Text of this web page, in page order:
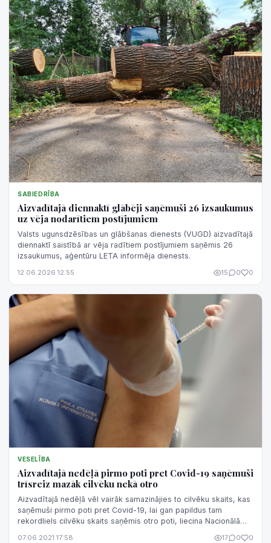
SABIEDRĪBA
Aizvadītajā diennaktī glābēji saņēmuši 26 izsaukumus
uz vēja nodarītiem postījumiem
Valsts ugunsdzēsības un glābšanas dienests (VUGD) aizvadītajā
diennaktī saistībā ar vēja radītiem postījumiem saņēmis 26
izsaukumus, aģentūru LETA informēja dienests.
12.06.2026 12:55 15 0 0
VESELĪBA
Aizvadītajā nedēļā pirmo poti pret Covid-19 saņēmuši
trīsreiz mazāk cilvēku nekā otro
Aizvadītajā nedēļā vēl vairāk samazinājies to cilvēku skaits, kas
saņēmuši pirmo poti pret Covid-19, lai gan papildus tam
rekordliels cilvēku skaits saņēmis otro poti, liecina Nacionālā
07.06.2021 17:58 17 0 0